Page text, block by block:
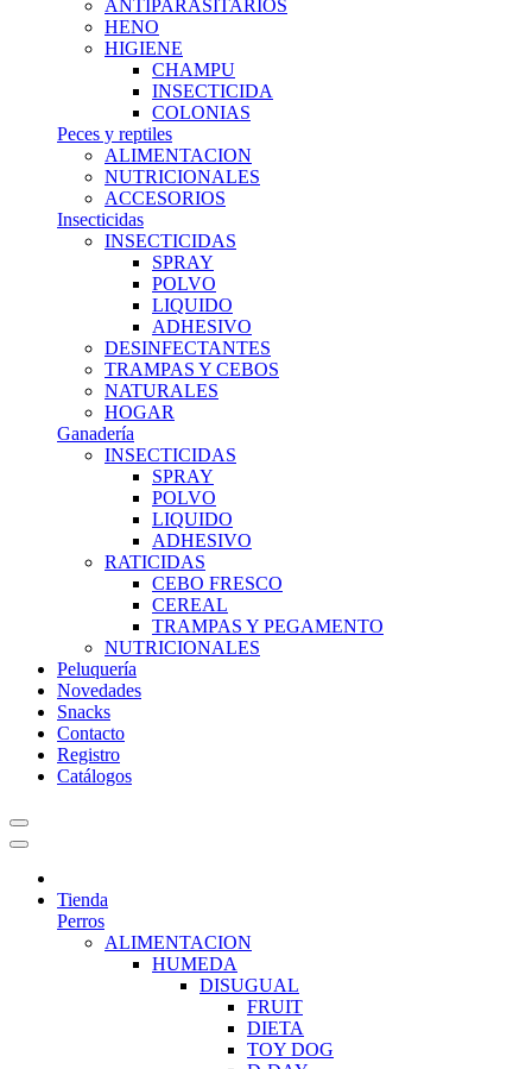
ANTIPARASITARIOS
HENO
HIGIENE
CHAMPU
INSECTICIDA
COLONIAS
Peces y reptiles
ALIMENTACION
NUTRICIONALES
ACCESORIOS
Insecticidas
INSECTICIDAS
SPRAY
POLVO
LIQUIDO
ADHESIVO
DESINFECTANTES
TRAMPAS Y CEBOS
NATURALES
HOGAR
Ganadería
INSECTICIDAS
SPRAY
POLVO
LIQUIDO
ADHESIVO
RATICIDAS
CEBO FRESCO
CEREAL
TRAMPAS Y PEGAMENTO
NUTRICIONALES
Peluquería
Novedades
Snacks
Contacto
Registro
Catálogos
Tienda
Perros
ALIMENTACION
HUMEDA
DISUGUAL
FRUIT
DIETA
TOY DOG